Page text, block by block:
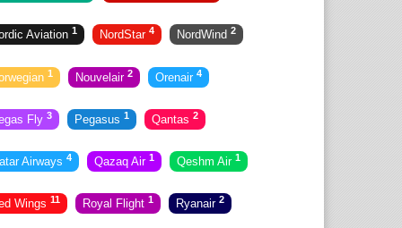
Aviation 1 NordStar 4 NordWind 2
1 Nouvelair 2 Orenair 4
Fly 3 Pegasus 1 Qantas 2
Airways 4 Qazaq Air 1 Qeshm Air 1
Wings 11 Royal Flight 1 Ryanair 2